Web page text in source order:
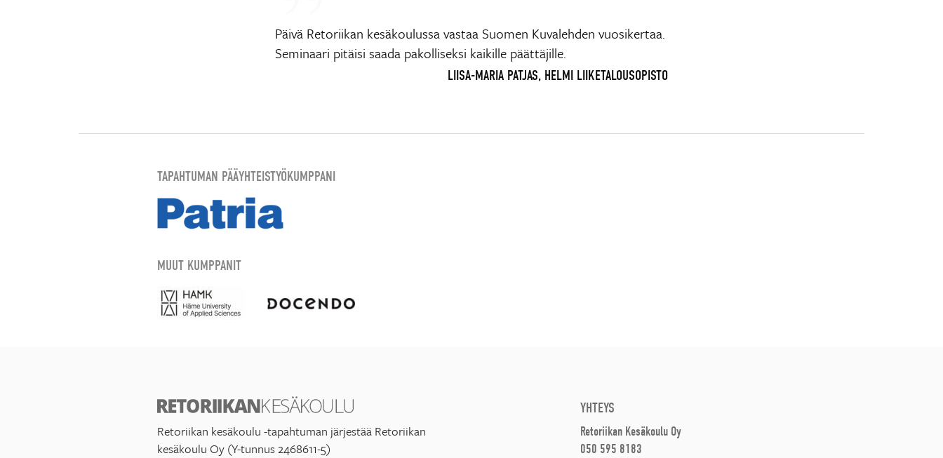
Päivä Retoriikan kesäkoulussa vastaa Suomen Kuvalehden vuosikertaa.
Seminaari pitäisi saada pakolliseksi kaikille päättäjille.
LIISA-MARIA PATJAS, HELMI LIIKETALOUSOPISTO
TAPAHTUMAN PÄÄYHTEISTYÖKUMPPANI
MUUT KUMPPANIT
Retoriikan kesäkoulu -tapahtuman järjestää Retoriikan
kesäkoulu Oy (Y-tunnus 2468611-5)
YHTEYS
Retoriikan Kesäkoulu Oy
050 595 8183